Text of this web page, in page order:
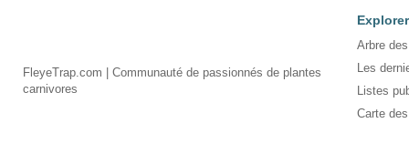
FleyeTrap.com | Communauté de passionnés de plantes
carnivores
Explorer
Arbre
Les
Listes
Carte